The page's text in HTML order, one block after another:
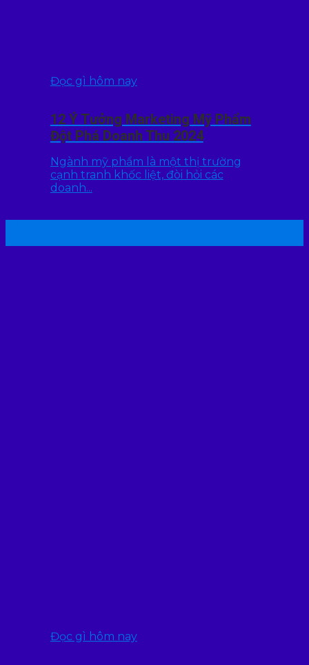
Đọc gì hôm nay
12 Ý Tưởng Marketing Mỹ Phẩm
Đột Phá Doanh Thu 2024
Ngành mỹ phẩm là một thị trường
cạnh tranh khốc liệt, đòi hỏi các
doanh...
Đọc gì hôm nay